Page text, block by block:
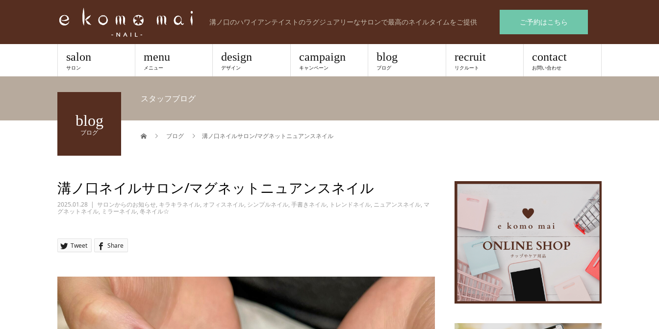
溝ノ口のハワイアンテイストのラグジュアリーなサロンで最高のネイルタイムをご提供 ご予約はこちら
salon
サロン
menu
メニュー
design
デザイン
campaign
キャンペーン
blog
ブログ
recruit
リクルート
contact
お問い合わせ
blog
ブログ
スタッフブログ
ブログ 溝ノ口ネイルサロン/マグネットニュアンスネイル
溝ノ口ネイルサロン/マグネットニュアンスネイル
2025.01.28 サロンからのお知らせ, キラキラネイル, オフィスネイル, シンプルネイル, 手書きネイル, トレンドネイル, ニュアンスネイル, マ
グネットネイル, ミラーネイル, 冬ネイル☆
Tweet Share